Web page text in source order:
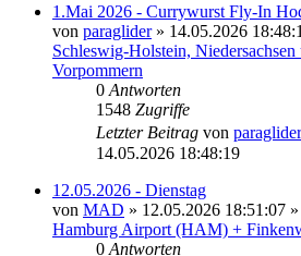
1.Mai 2026 - Currywurst Fly-In
von paraglider» 14.05.2026
Schleswig-Holstein,
Vorpommern
0 Antworten
1548 Zugriffe
Letzter Beitrag von paraglider
14.05.2026 18:48:19
12.05.2026 - Dienstag
von MAD » 12.05.2026 18:51:07
Hamburg Airport (HAM) +
0 Antworten